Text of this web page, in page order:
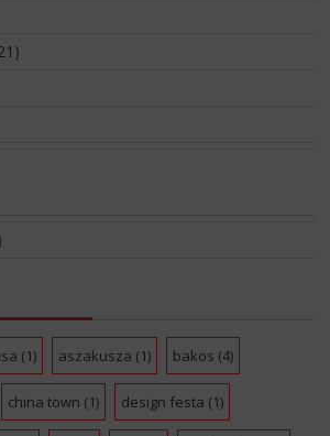
(1) aszakusza (1) bakos (4)
china town (1) design festa (1)